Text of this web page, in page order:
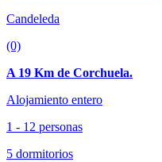
Candeleda
(0)
A 19 Km de Corchuela.
Alojamiento entero
1 - 12 personas
5 dormitorios